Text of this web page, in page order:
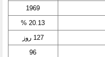
1969
20.13 %
127 روز
96